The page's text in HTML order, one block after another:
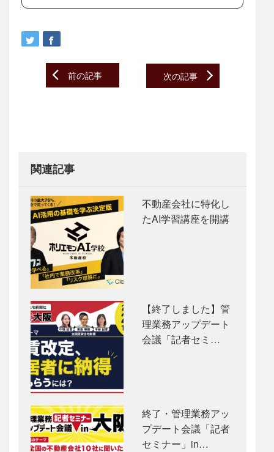
Post
navigation
前の記事 次の記事
関連記事
不動産会社に特化し
たAI学習講座を開講
【終了しました】管
理業務アップデート
会議「記者セミ…
終了・管理業務アッ
プデート会議「記者
セミナー」in…